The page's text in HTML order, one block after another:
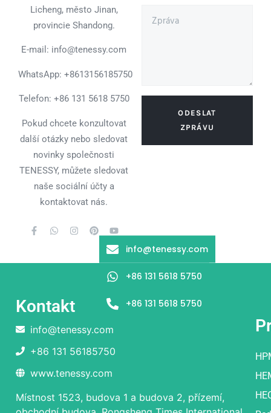
Licheng, město Jinan,
provincie Shandong.
E-mail: info@tenessy.com
WhatsApp: +8613156185750
Telefon: +86 131 5618 5750
Pokud chcete konzultovat
další otázky nebo sledovat
novinky společnosti
TENESSY, můžete sledovat
naše sociální účty a
kontaktovat nás.
ODESLAT
ZPRÁVU
Kontakt
info@tenessy.com
+86 131 56185750
www.tenessy.com
Místnost 1523, budova 1 a budova 2, přízemí,
info@tenessy.com
+86 131 5618 5750
+86 131 5618 5750